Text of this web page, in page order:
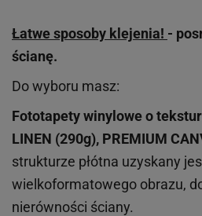
Łatwe sposoby klejenia! -
ścianę.
Do wyboru masz:
Fototapety winylowe o
LINEN (290g), PREMIUM
strukturze płótna uzyskany
wielkoformatowego obrazu,
nierówności ściany.